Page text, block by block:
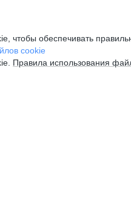
чтобы обеспечивать
cookie
Правила использования